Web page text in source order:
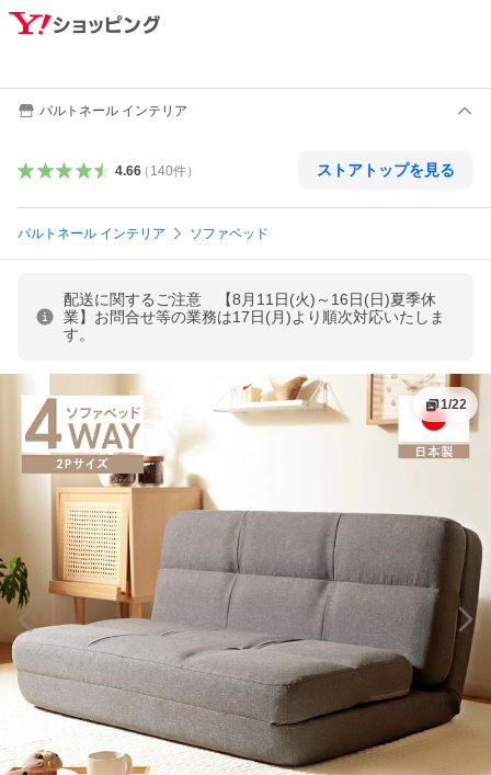
パルトネール インテリア
4.66（ 140件） ストアトップを見る
パルトネール インテリア ソファベッド
配送に関するご注意 【8月11日(火)～16日(日)夏季休
業】お問合せ等の業務は17日(月)より順次対応いたしま
す。
1/22